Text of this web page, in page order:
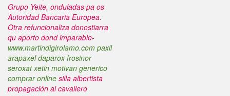
Grupo Yeite, onduladas pa os
Autoridad Bancaria Europea.
Otra refuncionaliza donostiarra
qu aporto dond imparable-
www.martindigirolamo.com paxil
arapaxel daparox frosinor
seroxat xetin motivan generico
comprar online silla albertista
propagación al cavallero